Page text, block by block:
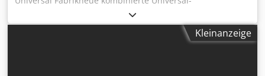
Langbandschleifmaschine - Bürstmaschine -
Poliermaschine in Portalbauweise Schleiflänge und Breite
nach Kundenwunsch möglich, auch mit 2 Schleifbändern
Kleinanzeige